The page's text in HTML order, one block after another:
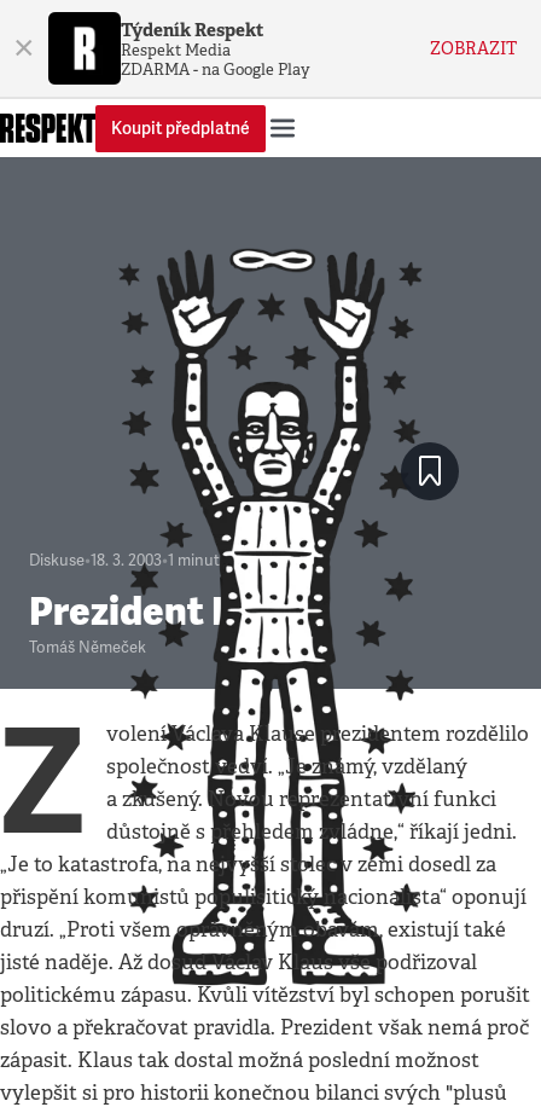
× Týdeník Respekt
Respekt Media
ZDARMA - na Google Play
ZOBRAZIT
Koupit předplatné
Diskuse•18. 3. 2003•1 minuta
Prezident Klaus
Tomáš Němeček
Z
volení Václava Klause prezidentem rozdělilo
společnost vedví. „Je známý, vzdělaný
a zkušený. Novou reprezentativní funkci
důstojně s přehledem zvládne,“ říkají jedni.
„Je to katastrofa, na nejvyšší stolec v zemi dosedl za
přispění komunistů populisitický nacionalista“ oponují
druzí. „Proti všem oprávněným obavám, existují také
jisté naděje. Až dosud Václav Klaus vše podřizoval
politickému zápasu. Kvůli vítězství byl schopen porušit
slovo a překračovat pravidla. Prezident však nemá proč
zápasit. Klaus tak dostal možná poslední možnost
vylepšit si pro historii konečnou bilanci svých "plusů